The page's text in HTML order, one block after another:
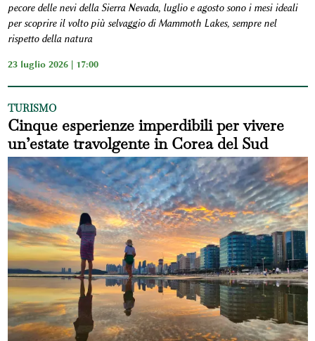
pecore delle nevi della Sierra Nevada, luglio e agosto sono i mesi ideali
per scoprire il volto più selvaggio di Mammoth Lakes, sempre nel
rispetto della natura
23 luglio 2026 | 17:00
TURISMO
Cinque esperienze imperdibili per vivere
un’estate travolgente in Corea del Sud